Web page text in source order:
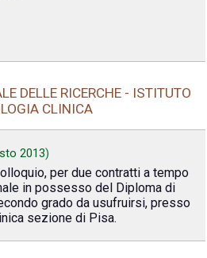
DELLE RICERCHE - ISTITUTO
CLINICA
2013)
per due contratti a tempo
in possesso del Diploma di
grado da usufruirsi, presso
sezione di Pisa.